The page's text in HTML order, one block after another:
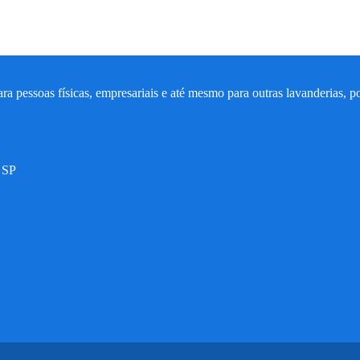
pessoas físicas, empresariais e até mesmo para outras lavanderias,